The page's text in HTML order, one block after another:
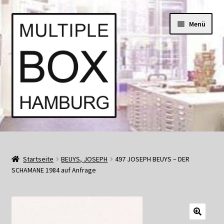
Zur
Navigation
Springe
zum
Menü
Start
AGBStartseite BEUYS, JOSEPH
497 JOSEPH BEUYS – DER
SCHAMANE 1984 auf Anfrage